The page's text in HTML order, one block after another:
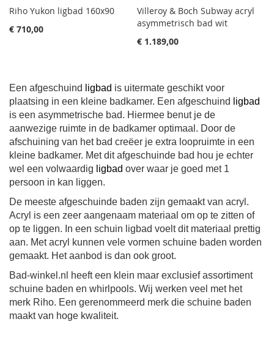
Riho Yukon ligbad 160x90
€ 710,00
Villeroy & Boch Subway acryl
asymmetrisch bad wit
€ 1.189,00
Een afgeschuind ligbad is uitermate geschikt voor
plaatsing in een kleine badkamer. Een afgeschuind
ligbad
is een asymmetrische bad. Hiermee benut je de
aanwezige ruimte in de badkamer optimaal. Door de
afschuining van het bad creëer je extra loopruimte in een
kleine badkamer. Met dit afgeschuinde bad hou je echter
wel een volwaardig ligbad over waar je goed met 1
persoon in kan liggen.
De meeste afgeschuinde baden zijn gemaakt van acryl.
Acryl is een zeer aangenaam materiaal om op te zitten of
op te liggen. In een schuin ligbad voelt dit materiaal prettig
aan. Met acryl kunnen vele vormen schuine baden worden
gemaakt. Het aanbod is dan ook groot.
Bad-winkel.nl heeft een klein maar exclusief assortiment
schuine baden en whirlpools. Wij werken veel met het
merk Riho. Een gerenommeerd merk die schuine baden
maakt van hoge kwaliteit.